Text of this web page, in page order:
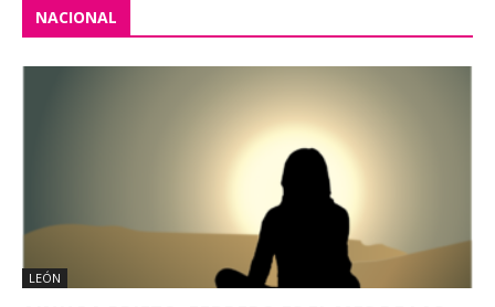
NACIONAL
LEÓN